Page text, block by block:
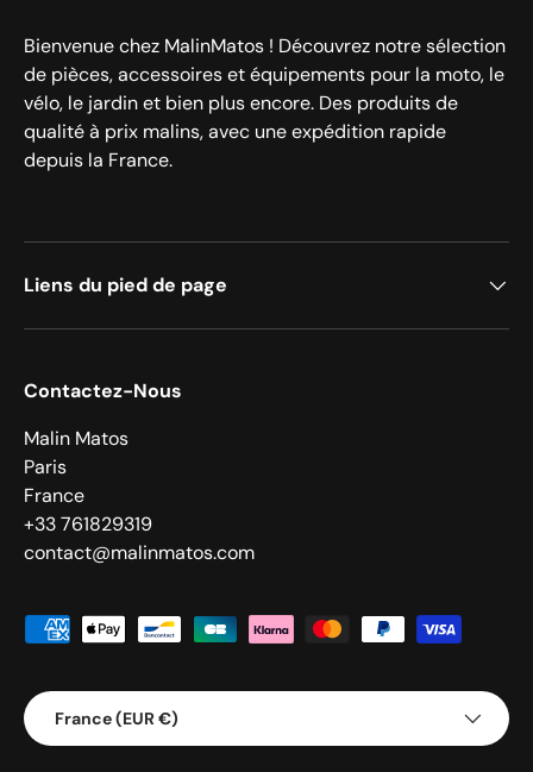
Bienvenue chez MalinMatos ! Découvrez notre sélection
de pièces, accessoires et équipements pour la moto, le
vélo, le jardin et bien plus encore. Des produits de
qualité à prix malins, avec une expédition rapide
depuis la France.
Liens du pied de page
Contactez-Nous
Malin Matos
Paris
France
+33 761829319
contact@malinmatos.com
Moyens de paiement acceptés
Pays
France (EUR €)